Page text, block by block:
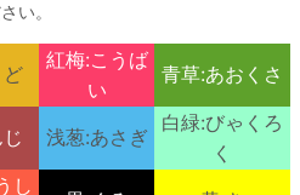
い。
紅梅:こうば
い
青草:あおくさ
浅葱:あさぎ
白緑:びゃくろ
く
し